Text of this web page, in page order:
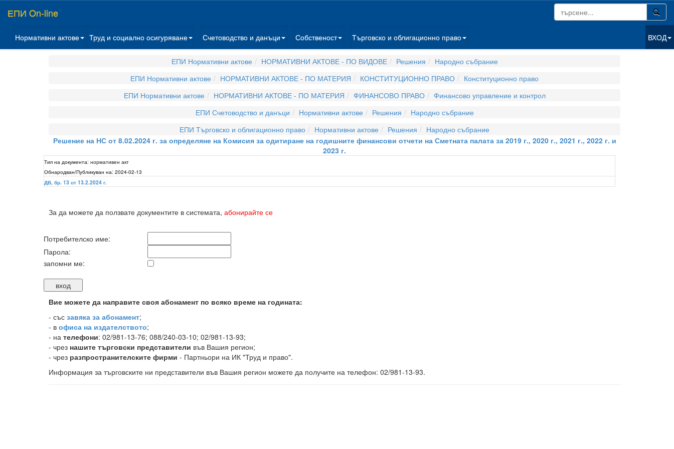
ЕПИ On-line
Нормативни актове Труд и социално осигуряване Счетоводство и данъци Собственост Търговско и облигационно право ВХОД
ЕПИ Нормативни актове НОРМАТИВНИ АКТОВЕ - ПО ВИДОВЕ Решения
Народно събрание
ЕПИ Нормативни актове
НОРМАТИВНИ АКТОВЕ - ПО МАТЕРИЯ КОНСТИТУЦИОННО ПРАВО
Конституционно право
ЕПИ Нормативни актове
НОРМАТИВНИ АКТОВЕ - ПО МАТЕРИЯ ФИНАНСОВО ПРАВО
Финансово управление и контрол
ЕПИ Счетоводство и данъци
Нормативни актове Решения
Народно събрание
ЕПИ Търговско и облигационно право
Нормативни актове Решения
Народно събрание
Решение на НС от 8.02.2024 г. за определяне на Комисия за одитиране на годишните финансови отчети на Сметната палата за 2019 г., 2020 г., 2021 г., 2022 г. и
2023 г.
Тип на документа: нормативен акт
Обнародван/Публикуван на: 2024-02-13
ДВ, бр. 13 от 13.2.2024 г.
За да можете да ползвате документите в системата, абонирайте се
Потребителско име:
Парола:
запомни ме:
Вие можете да направите своя абонамент по всяко време на годината:
- със завяка за абонамент;
- в офиса на издателството;
- на телефони: 02/981-13-76; 088/240-03-10; 02/981-13-93;
- чрез нашите търговски представители във Вашия регион;
- чрез разпространителските фирми - Партньори на ИК "Труд и право".
Информация за търговските ни представители във Вашия регион можете да получите на телефон: 02/981-13-93.